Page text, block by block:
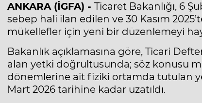
ANKARA (İGFA) - Ticaret Bakanlığı, 6
sebep hali ilan edilen ve 30 Kasım
mükellefler için yeni bir düzenlemeyi
Bakanlık açıklamasına göre, Ticari
alan yetki doğrultusunda; söz konusu
dönemlerine ait fiziki ortamda tutulan
Mart 2026 tarihine kadar uzatıldı.